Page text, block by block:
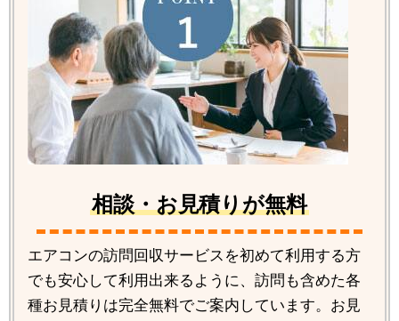
相談・お見積りが無料
エアコンの訪問回収サービスを初めて利用する方
でも安心して利用出来るように、訪問も含めた各
種お見積りは完全無料でご案内しています。お見